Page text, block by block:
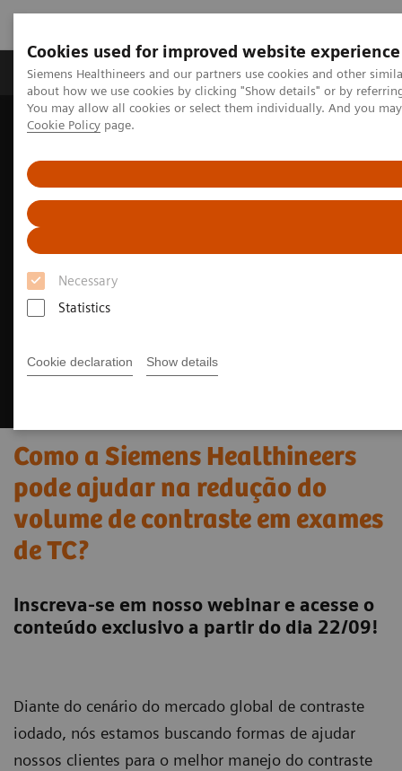
Cookies used for improved website experience
Siemens Healthineers and our partners use cookies and other
about how we use cookies by clicking "Show details" or by
You may allow all cookies or select them individually. And you
Cookie Policy page.
Necessary
Statistics
Cookie declaration Show details
Produtos e serviços Especialidades Clínicas e
Siemens Healthineers Brasil
Webinar: Redução do volume de contraste nos exames de
Tomografia Computadorizada
Como a Siemens Healthineers
pode ajudar na redução do
volume de contraste em exames
de TC?
Inscreva-se em nosso webinar e acesse o
conteúdo exclusivo a partir do dia 22/09!
Diante do cenário do mercado global de contraste
iodado, nós estamos buscando formas de ajudar
nossos clientes para o melhor manejo do contraste